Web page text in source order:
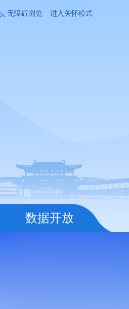
无障碍浏览 进入关怀模式
数据开放